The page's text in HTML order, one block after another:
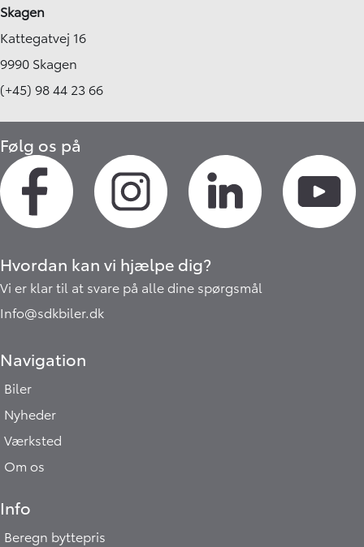
Skagen
Kattegatvej 16
9990 Skagen
(+45) 98 44 23 66
Følg os på
Hvordan kan vi hjælpe dig?
Vi er klar til at svare på alle dine spørgsmål
Info@sdkbiler.dk
Navigation
Biler
Nyheder
Værksted
Om os
Info
Beregn byttepris